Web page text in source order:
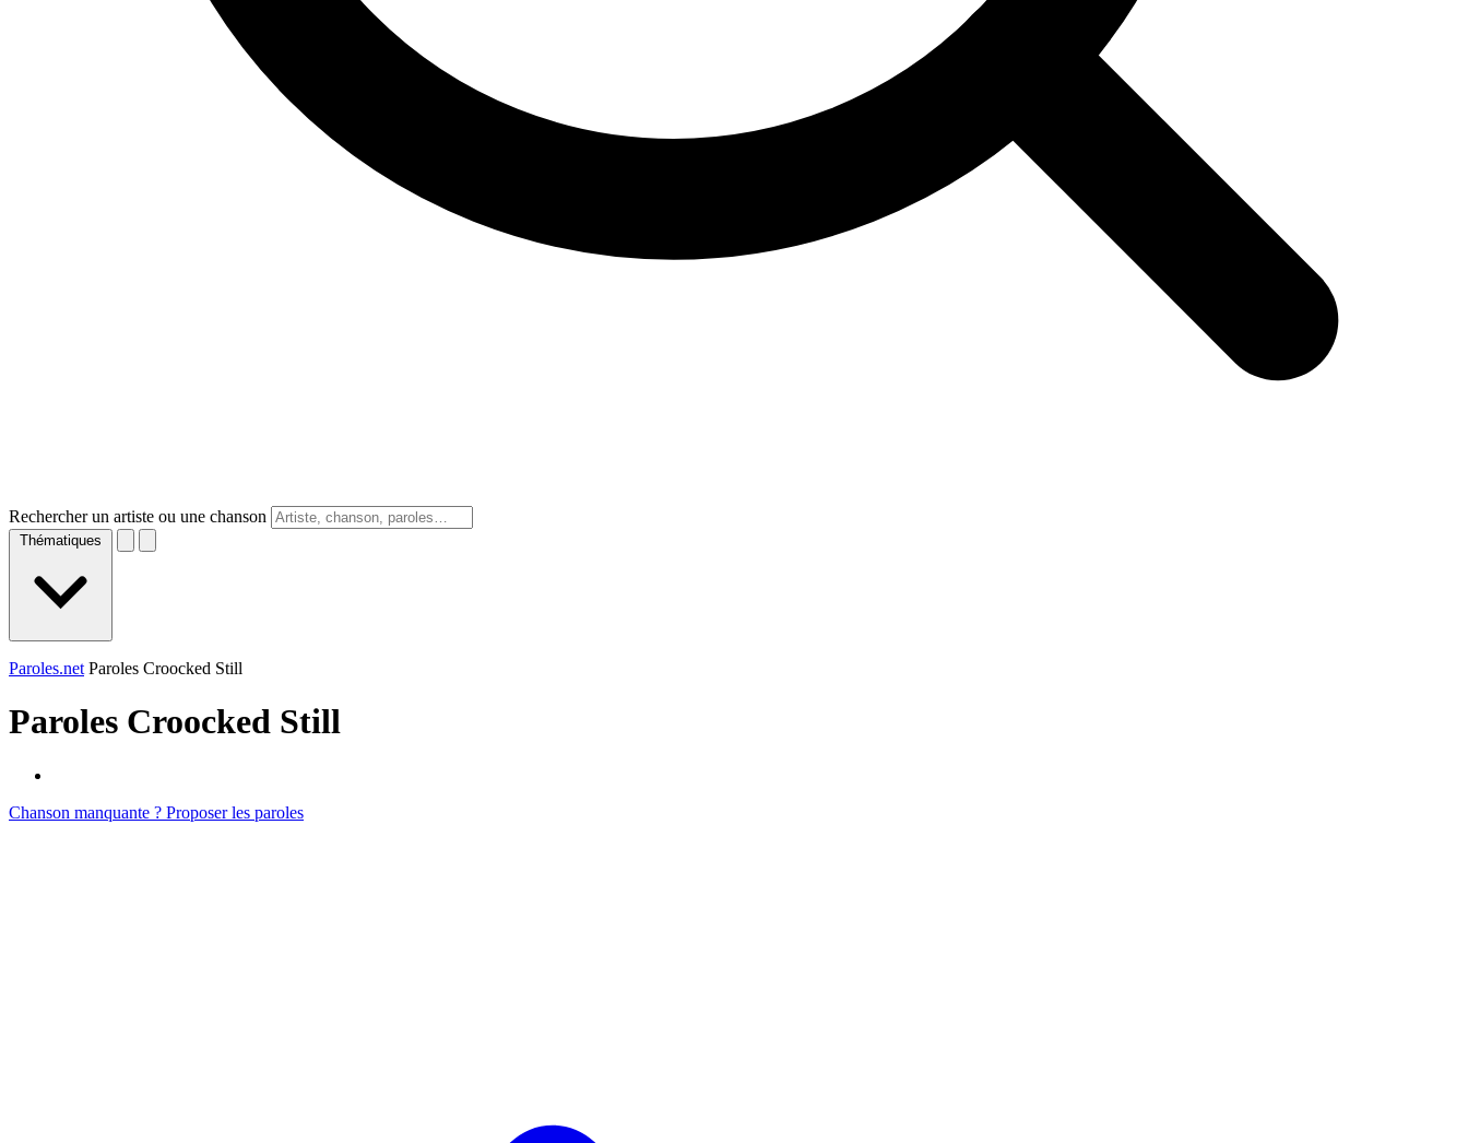
Rechercher un artiste ou une chanson
Thématiques
Paroles.net Paroles Croocked Still
Paroles Croocked Still
Chanson manquante ? Proposer les paroles